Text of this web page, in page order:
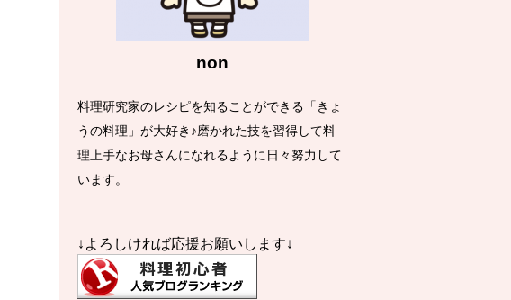
non
料理研究家のレシピを知ることができる「きょ
うの料理」が大好き♪磨かれた技を習得して料
理上手なお母さんになれるように日々努力して
います。
↓よろしければ応援お願いします↓